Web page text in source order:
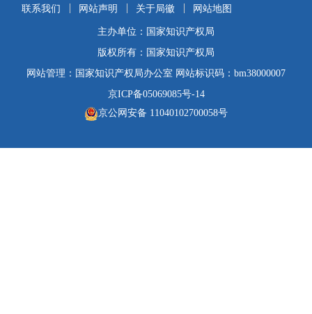
联系我们 网站声明 关于局徽 网站地图
主办单位：国家知识产权局
版权所有：国家知识产权局
网站管理：国家知识产权局办公室 网站标识码：bm38000007
京ICP备05069085号-14
京公网安备 11040102700058号